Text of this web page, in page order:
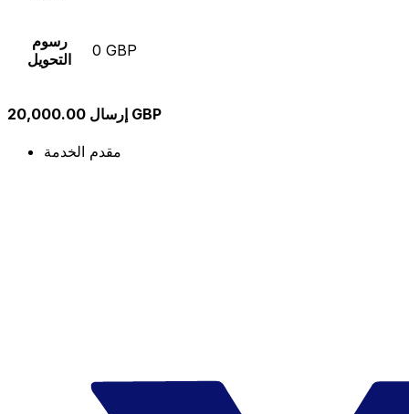
رسوم
التحويل
0 GBP
إرسال 20,000.00 GBP
مقدم الخدمة